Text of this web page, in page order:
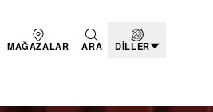
MAĞAZALAR ARA DILLER